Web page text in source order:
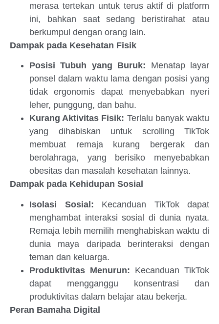
merasa tertekan untuk terus aktif di platform
ini, bahkan saat sedang beristirahat atau
berkumpul dengan orang lain.
Dampak pada Kesehatan Fisik
Posisi Tubuh yang Buruk: Menatap layar
ponsel dalam waktu lama dengan posisi yang
tidak ergonomis dapat menyebabkan nyeri
leher, punggung, dan bahu.
Kurang Aktivitas Fisik: Terlalu banyak waktu
yang dihabiskan untuk scrolling TikTok
membuat remaja kurang bergerak dan
berolahraga, yang berisiko menyebabkan
obesitas dan masalah kesehatan lainnya.
Dampak pada Kehidupan Sosial
Isolasi Sosial: Kecanduan TikTok dapat
menghambat interaksi sosial di dunia nyata.
Remaja lebih memilih menghabiskan waktu di
dunia maya daripada berinteraksi dengan
teman dan keluarga.
Produktivitas Menurun: Kecanduan TikTok
dapat mengganggu konsentrasi dan
produktivitas dalam belajar atau bekerja.
Peran Bamaha Digital